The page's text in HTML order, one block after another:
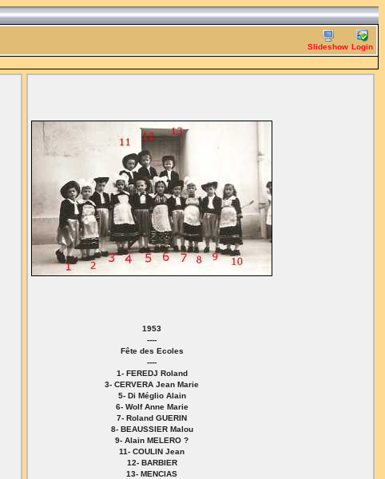
Slideshow Login
1953
----
Fête des Ecoles
----
1- FEREDJ Roland
3- CERVERA Jean Marie
5- Di Méglio Alain
6- Wolf Anne Marie
7- Roland GUERIN
8- BEAUSSIER Malou
9- Alain MELERO ?
11- COULIN Jean
12- BARBIER
13- MENCIAS